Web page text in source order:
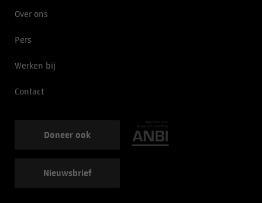
Over ons
Pers
Werken bij
Contact
Doneer ook
Nieuwsbrief